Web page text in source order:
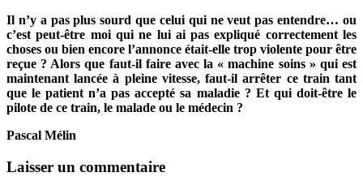
Il n’y a pas plus sourd que celui qui ne veut pas entendre… ou
c’est peut-être moi qui ne lui ai pas expliqué correctement les
choses ou bien encore l’annonce était-elle trop violente pour être
reçue ? Alors que faut-il faire avec la « machine soins » qui est
maintenant lancée à pleine vitesse, faut-il arrêter ce train tant
que le patient n’a pas accepté sa maladie ? Et qui doit-être le
pilote de ce train, le malade ou le médecin ?
Pascal Mélin
Laisser un commentaire